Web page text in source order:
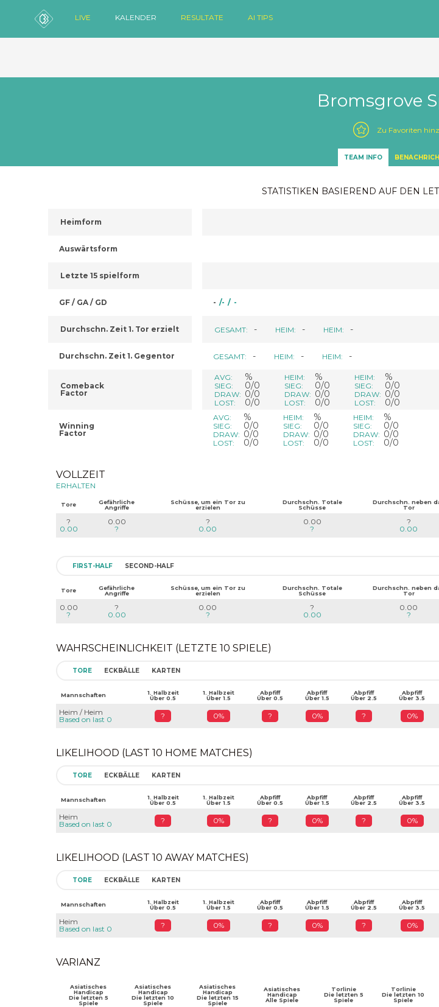
LIVE KALENDER RESULTATE AI TIPS
Bromsgrove
Zu Favoriten
TEAM INFO
STATISTIKEN BASIEREND AUF DEN
Heimform
Auswärtsform
Letzte 15 spielform
GF / GA / GD
Durchschn. Zeit 1. Tor erzielt
Durchschn. Zeit 1. Gegentor
Comeback
Factor
Winning
Factor
- /- / -
GESAMT: - HEIM: - HEIM: -
GESAMT: - HEIM: - HEIM: -
AVG: %
SIEG: 0/0
DRAW: 0/0
LOST: 0/0
HEIM: %
SIEG: 0/0
DRAW: 0/0
LOST: 0/0
HEIM: %
SIEG: 0/0
DRAW: 0/0
LOST: 0/0
AVG: %
SIEG: 0/0
DRAW: 0/0
LOST: 0/0
HEIM: %
SIEG: 0/0
DRAW: 0/0
LOST: 0/0
HEIM: %
SIEG: 0/0
DRAW: 0/0
LOST: 0/0
VOLLZEIT
ERHALTEN
Tore
Gefährliche
Angriffe
Schüsse, um ein Tor zu
erzielen
Durchschn. Totale
Schüsse
Durchschn. neben
Tor
?
0.00
0.00
?
?
0.00
0.00
?
?
0.00
FIRST-HALF SECOND-HALF
Tore
Gefährliche
Angriffe
Schüsse, um ein Tor zu
erzielen
Durchschn. Totale
Schüsse
Durchschn. neben
Tor
0.00
?
?
0.00
0.00
?
?
0.00
0.00
?
WAHRSCHEINLICHKEIT (LETZTE 10 SPIELE)
TORE ECKBÄLLE KARTEN
Mannschaften
1. Halbzeit
Über 0.5
1. Halbzeit
Über 1.5
Abpfiff
Über 0.5
Abpfiff
Über 1.5
Abpfiff
Über 2.5
Abpfiff
Über 3.5
Heim / Heim
Based on last 0
? 0% ? 0% ? 0%
LIKELIHOOD (LAST 10 HOME MATCHES)
TORE ECKBÄLLE KARTEN
Mannschaften
1. Halbzeit
Über 0.5
1. Halbzeit
Über 1.5
Abpfiff
Über 0.5
Abpfiff
Über 1.5
Abpfiff
Über 2.5
Abpfiff
Über 3.5
Heim
Based on last 0
? 0% ? 0% ? 0%
LIKELIHOOD (LAST 10 AWAY MATCHES)
TORE ECKBÄLLE KARTEN
Mannschaften
1. Halbzeit
Über 0.5
1. Halbzeit
Über 1.5
Abpfiff
Über 0.5
Abpfiff
Über 1.5
Abpfiff
Über 2.5
Abpfiff
Über 3.5
Heim
Based on last 0
? 0% ? 0% ? 0%
VARIANZ
Asiatisches
Handicap
Die letzten 5
Spiele
Asiatisches
Handicap
Die letzten 10
Spiele
Asiatisches
Handicap
Die letzten 15
Spiele
Asiatisches
Handicap
Alle Spiele
Torlinie
Die letzten 5
Spiele
Torlinie
Die letzten 10
Spiele